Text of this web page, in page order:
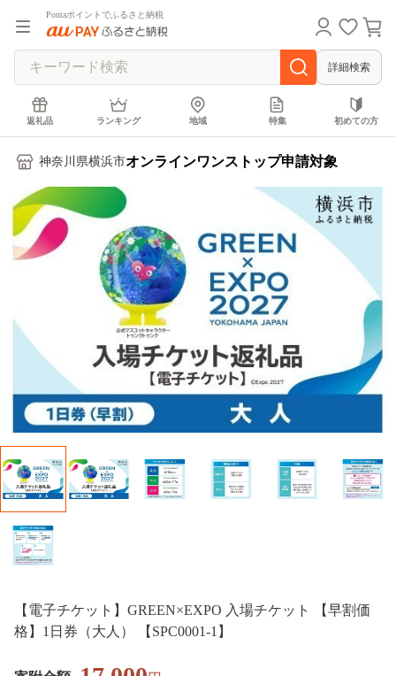
Pontaポイントでふるさと納税
詳細検索
返礼品 ランキング 地域 特集 初めての方
神奈川県横浜市オンラインワンストップ申請対象
【電子チケット】GREEN×EXPO 入場チケット 【早割価
格】1日券（大人） 【SPC0001-1】